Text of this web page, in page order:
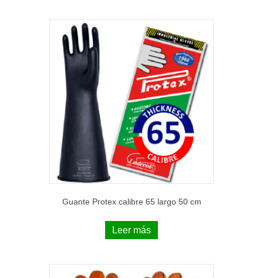
Guante Protex calibre 65 largo 50 cm
Leer más